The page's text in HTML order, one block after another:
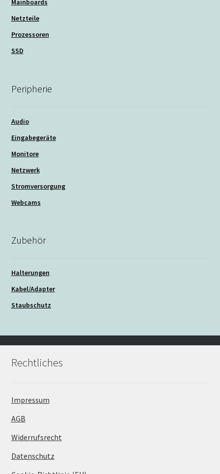
Mainboards
Netzteile
Prozessoren
SSD
Peripherie
Audio
Eingabegeräte
Monitore
Netzwerk
Stromversorgung
Webcams
Zubehör
Halterungen
Kabel/Adapter
Staubschutz
Rechtliches
Impressum
AGB
Widerrufsrecht
Datenschutz